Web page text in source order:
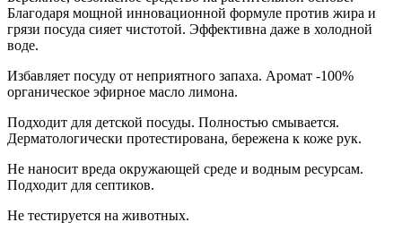
Благодаря мощной инновационной формуле против жира и
грязи посуда сияет чистотой. Эффективна даже в холодной
воде.
Избавляет посуду от неприятного запаха. Аромат -100%
органическое эфирное масло лимона.
Подходит для детской посуды. Полностью смывается.
Дерматологически протестирована, бережена к коже рук.
Не наносит вреда окружающей среде и водным ресурсам.
Подходит для септиков.
Не тестируется на животных.